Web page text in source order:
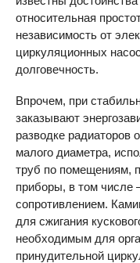
относительная
независимость от
циркуляционных
долговечность.
Впрочем, при
заказывают
разводке радиаторов
малого диаметра,
труб по помещениям,
приборы, в том
сопротивлением.
для сжигания
необходимым для
принудительной